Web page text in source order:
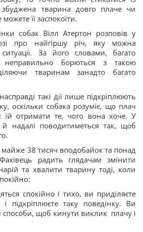
збуджена тварина довго плаче чи
її заспокоїти.
собак Вілл Атертон розповів у
про найгіршу річ, яку можна
За його словами, багато
неправильно борються з такою
тваринам занадто багато
такі дії лише підкріплюють
оскільки собака розуміє, що плач
їй отримати те, чого вона хоче. У
й надалі поводитиметься так, щоб
майже 38 тисяч вподобайок та понад
радить глядачам змінити
та хвалити тварину тоді, коли
спокійно і тихо, ви приділяєте
підкріплюєте таку поведінку. Ви
способи, щоб кинути виклик плачу і